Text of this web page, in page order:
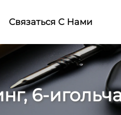
Связаться С Нами
6-